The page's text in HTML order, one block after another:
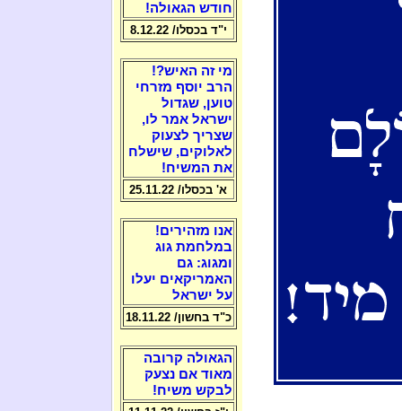
חודש הגאולה!
י"ד בכסלו/ 8.12.22
מי זה האיש?!
הרב יוסף מזרחי
טוען, שגדול
ישראל אמר לו,
שצריך לצעוק
לאלוקים, שישלח
את המשיח!
א' בכסלו/ 25.11.22
אנו מזהירים!
במלחמת גוג
ומגוג: גם
האמריקאים יעלו
על ישראל
כ"ד בחשון/ 18.11.22
הגאולה קרובה
מאוד אם נצעק
לבקש משיח!